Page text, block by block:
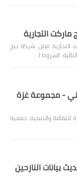
التجارية
تعلن شركة بيج
الشروط ا…
- مجموعة غزة
والتنمية، جمعية
بيانات النازحين